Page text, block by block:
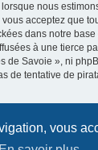
vous
nous
acceptez que
dans notre
à une tierce
de Savoie », ni
de tentative de